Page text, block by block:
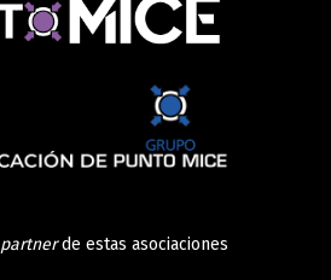
partnerde estas asociaciones